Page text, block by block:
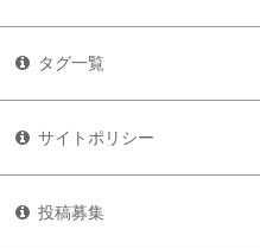
タグ一覧
サイトポリシー
投稿募集